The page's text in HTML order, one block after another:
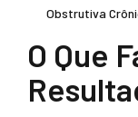
Obstrutiva
O Que